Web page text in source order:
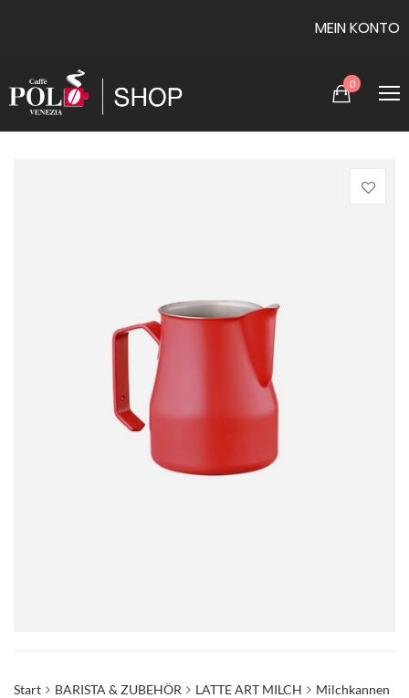
MEIN KONTO
0
Start BARISTA & ZUBEHÖR LATTE ART MILCH
Milchkannen